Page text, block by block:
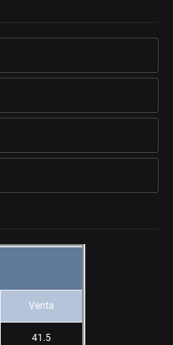
Venta
41.5